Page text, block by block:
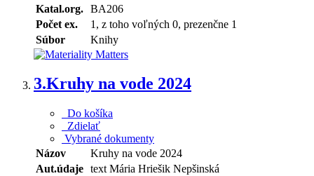
Katal.org. BA206
Počet ex.
1, z toho voľných 0, prezenčne 1
Súbor
Knihy
3.Kruhy na vode 2024
Do košíka
Zdielať
Vybrané dokumenty
Názov
Kruhy na vode 2024
Aut.údaje text Mária Hriešik Nepšinská